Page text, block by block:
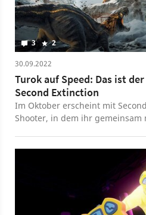
3 2
30.09.2022
Turok auf Speed: Das ist
Second Extinction
Im Oktober erscheint mit
Shooter, in dem ihr gemeinsam